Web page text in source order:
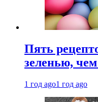
Пять
зеленью,
1 год ago1 год ago